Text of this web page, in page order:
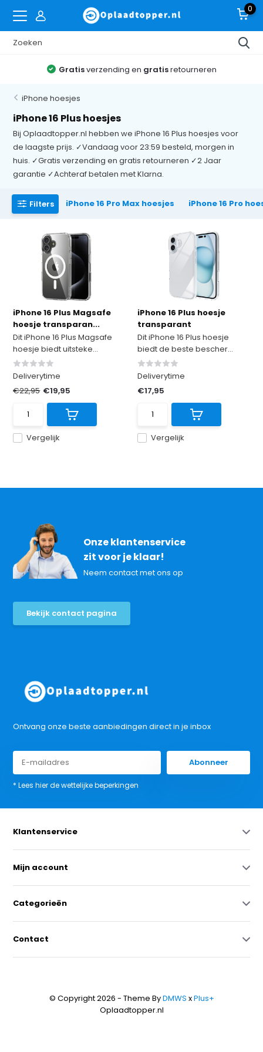
0
Gratisverzending en gratisretourneren
iPhone hoesjes
iPhone 16 Plus hoesjes
Bij Oplaadtopper.nl hebben we iPhone 16 Plus hoesjes voor
de laagste prijs. ✓Vandaag voor 23:59 besteld, morgen in
huis. ✓Gratis verzending en gratis retourneren ✓2 Jaar
garantie ✓Achteraf betalen met Klarna.
Filters iPhone 16 Pro Max hoesjes iPhone 16 Pro
iPhone 16 Plus Magsafe
hoesje transparan...
Dit iPhone 16 Plus Magsafe
hoesje biedt uitsteke...
Vergelijk
Deliverytime
€22,95 €19,95
iPhone 16 Plus hoesje
transparant
Dit iPhone 16 Plus hoesje
biedt de beste bescher...
Vergelijk
Deliverytime
€17,95
Onze klantenservice
zit voor je klaar!
Neem contact met ons op
Bekijk contact pagina
Ontvang onze beste aanbiedingen direct in je inbox
Abonneer
* Lees hier de wettelijke beperkingen
Klantenservice
Mijn account
Categorieën
Contact
© Copyright 2026 - Theme ByDMWS xPlus+
Oplaadtopper.nl